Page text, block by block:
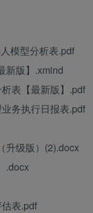
模型分析表.pdf
新版】.xmind
表【最新版】.pdf
务执行日报表.pdf
升级版）(2).docx
.docx
表.pdf